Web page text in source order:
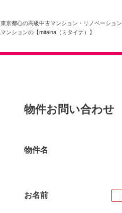
東京都心の高級中古マンション・リノベーション
マンションの【mitaina（ミタイナ）】
物件お問い合わせ
物件名
お名前